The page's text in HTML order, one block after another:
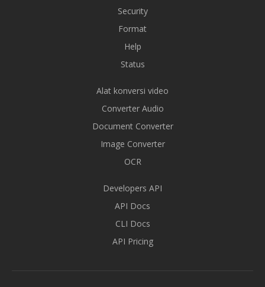
Security
Format
Help
Status
Alat konversi video
Converter Audio
Document Converter
Image Converter
OCR
Developers API
API Docs
CLI Docs
API Pricing